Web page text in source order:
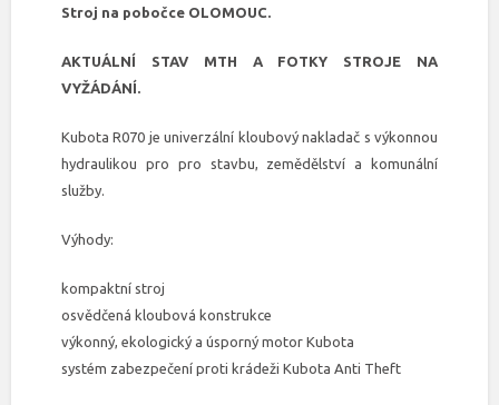
Stroj na pobočce OLOMOUC.
AKTUÁLNÍ STAV MTH A FOTKY STROJE NA
VYŽÁDÁNÍ.
Kubota R070 je univerzální kloubový nakladač s výkonnou
hydraulikou pro pro stavbu, zemědělství a komunální
služby.
Výhody:
kompaktní stroj
osvědčená kloubová konstrukce
výkonný, ekologický a úsporný motor Kubota
systém zabezpečení proti krádeži Kubota Anti Theft